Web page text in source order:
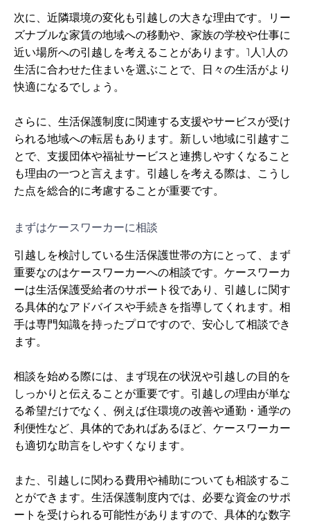
次に、近隣環境の変化も引越しの大きな理由です。リー
ズナブルな家賃の地域への移動や、家族の学校や仕事に
近い場所への引越しを考えることがあります。1人1人の
生活に合わせた住まいを選ぶことで、日々の生活がより
快適になるでしょう。
さらに、生活保護制度に関連する支援やサービスが受け
られる地域への転居もあります。新しい地域に引越すこ
とで、支援団体や福祉サービスと連携しやすくなること
も理由の一つと言えます。引越しを考える際は、こうし
た点を総合的に考慮することが重要です。
まずはケースワーカーに相談
引越しを検討している生活保護世帯の方にとって、まず
重要なのはケースワーカーへの相談です。ケースワーカ
ーは生活保護受給者のサポート役であり、引越しに関す
る具体的なアドバイスや手続きを指導してくれます。相
手は専門知識を持ったプロですので、安心して相談でき
ます。
相談を始める際には、まず現在の状況や引越しの目的を
しっかりと伝えることが重要です。引越しの理由が単な
る希望だけでなく、例えば住環境の改善や通勤・通学の
利便性など、具体的であればあるほど、ケースワーカー
も適切な助言をしやすくなります。
また、引越しに関わる費用や補助についても相談するこ
とができます。生活保護制度内では、必要な資金のサポ
ートを受けられる可能性がありますので、具体的な数字